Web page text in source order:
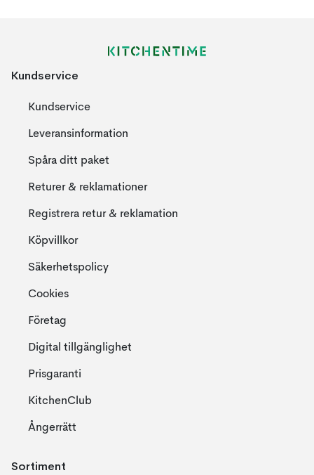
Kundservice
Kundservice
Leveransinformation
Spåra ditt paket
Returer & reklamationer
Registrera retur & reklamation
Köpvillkor
Säkerhetspolicy
Cookies
Företag
Digital tillgänglighet
Prisgaranti
KitchenClub
Ångerrätt
Sortiment